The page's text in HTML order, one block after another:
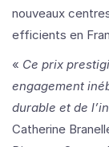
nouveaux
efficients en
« Ce prix
engagement
durable et de
Catherine